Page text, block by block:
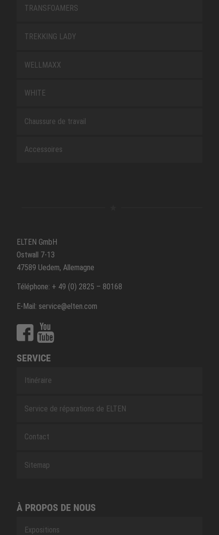
TRANSFOAMERS
TREKKING LADY
WELLMAXX
WHITE
Chaussure de travail
Accessoires
ELTEN GmbH
Ostwall 7-13
47589 Uedem, Allemagne
Téléphone: + 49 (0) 2825 – 80168
E-Mail: service@elten.com
SERVICE
Itinéraire
Service de réparations de ELTEN
Contact
Sitemap
À PROPOS DE NOUS
Expositions